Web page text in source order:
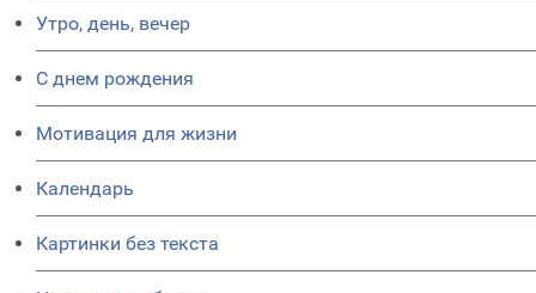
Утро, день, вечер
C днем рождения
Мотивация для жизни
Календарь
Картинки без текста